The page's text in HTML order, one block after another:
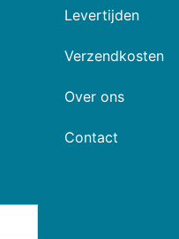
Levertijden
Verzendkosten
Over ons
Contact